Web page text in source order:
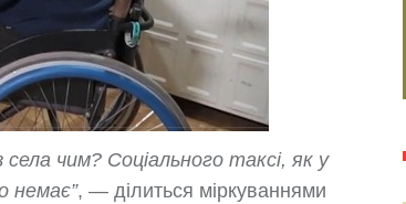
села чим? Соціального таксі, як у
немає”, — ділиться міркуваннями